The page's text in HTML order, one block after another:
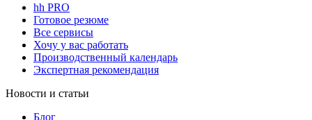
hh PRO
Готовое резюме
Все сервисы
Хочу у вас работать
Производственный календарь
Экспертная рекомендация
Новости и статьи
Блог